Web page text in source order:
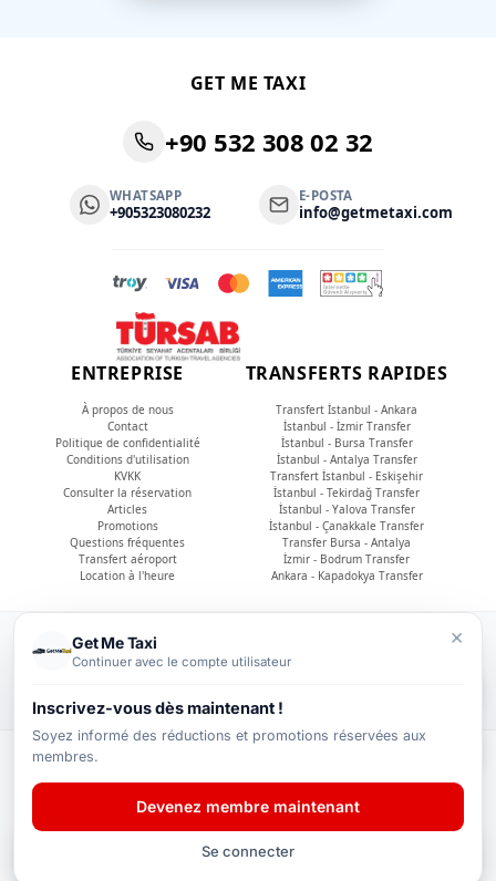
GET ME TAXI
+90 532 308 02 32
WHATSAPP
+905323080232
E-POSTA
info@getmetaxi.com
ENTREPRISE
À propos de nous
Contact
Politique de confidentialité
Conditions d'utilisation
KVKK
Consulter la réservation
Articles
Promotions
Questions fréquentes
Transfert aéroport
Location à l'heure
TRANSFERTS RAPIDES
Transfert İstanbul - Ankara
İstanbul - İzmir Transfer
İstanbul - Bursa Transfer
İstanbul - Antalya Transfer
Transfert İstanbul - Eskişehir
İstanbul - Tekirdağ Transfer
İstanbul - Yalova Transfer
İstanbul - Çanakkale Transfer
Transfer Bursa - Antalya
İzmir - Bodrum Transfer
Ankara - Kapadokya Transfer
Tous droits réservés.
×
Get Me Taxi
Continuer avec le compte utilisateur
Inscrivez-vous dès maintenant !
Soyez informé des réductions et promotions réservées aux
membres.
Devenez membre maintenant
Se connecter